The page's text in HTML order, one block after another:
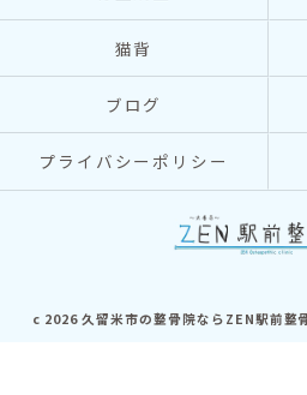
猫背
ブログ
プライバシーポリシー
c 2026 久留米市の整骨院ならZEN駅前整